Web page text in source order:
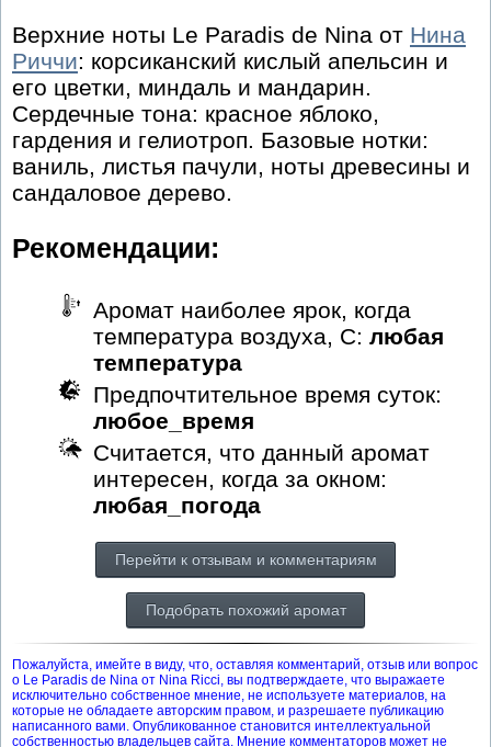
Верхние ноты Le Paradis de Nina от Нина
Риччи: корсиканский кислый апельсин и
его цветки, миндаль и мандарин.
Сердечные тона: красное яблоко,
гардения и гелиотроп. Базовые нотки:
ваниль, листья пачули, ноты древесины и
сандаловое дерево.
Рекомендации:
Аромат наиболее ярок, когда
температура воздуха, С: любая
температура
Предпочтительное время суток:
любое_время
Считается, что данный аромат
интересен, когда за окном:
любая_погода
Перейти к отзывам и комментариям
Подобрать похожий аромат
Пожалуйста, имейте в виду, что, оставляя комментарий, отзыв или вопрос
о Le Paradis de Nina от Nina Ricci, вы подтверждаете, что выражаете
исключительно собственное мнение, не используете материалов, на
которые не обладаете авторским правом, и разрешаете публикацию
написанного вами. Опубликованное становится интеллектуальной
собственностью владельцев сайта. Мнение комментаторов может не